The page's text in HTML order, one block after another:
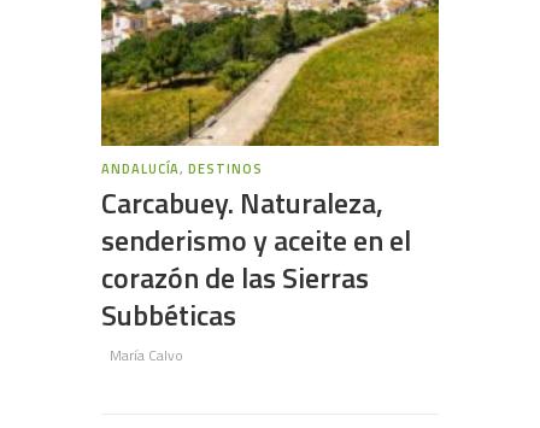
ANDALUCÍA,DESTINOS
Carcabuey. Naturaleza,
senderismo y aceite en el
corazón de las Sierras
Subbéticas
María Calvo